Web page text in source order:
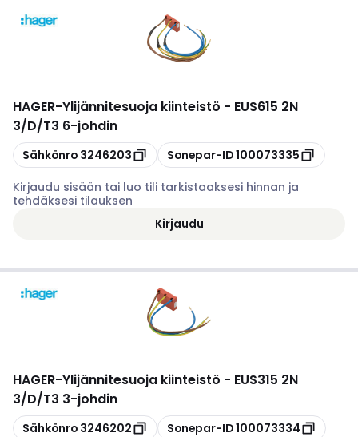
HAGER-Ylijännitesuoja kiinteistö - EUS615 2N
3/D/T3 6-johdin
Kopioi
Sähkönro 3246203 Kopioi
Sonepar-ID100073335
Kirjaudu sisään tai luo tili tarkistaaksesi hinnan ja
tehdäksesi tilauksen
Kirjaudu
HAGER-Ylijännitesuoja kiinteistö - EUS315 2N
3/D/T3 3-johdin
Kopioi
Sähkönro 3246202 Kopioi
Sonepar-ID100073334